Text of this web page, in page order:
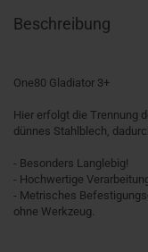
Beschreibung
One80 Gladiator 3+
Hier erfolgt die Trennung
dünnes Stahlblech,
- Besonders Langlebig!
- Hochwertige
- Metrisches
ohne Werkzeug.